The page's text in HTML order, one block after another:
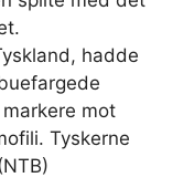
hadde
mot
Tyskerne